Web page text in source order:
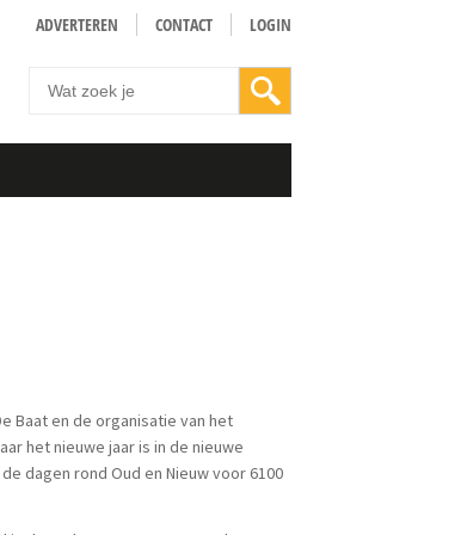
ADVERTEREN CONTACT LOGIN
Baat en de organisatie van het
het nieuwe jaar is in de nieuwe
dagen rond Oud en Nieuw voor 6100